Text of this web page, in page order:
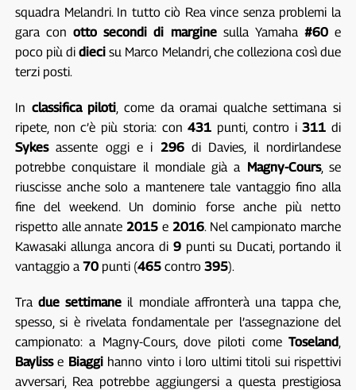
squadra Melandri. In tutto ciò Rea vince senza problemi la
gara conotto secondi di marginesulla Yamaha #60e
poco più didieci su Marco Melandri, che colleziona così due
terzi posti.
In classifica piloti, come da oramai qualche settimana si
ripete, non c’è più storia: con431 punti, contro i311di
Sykesassente oggi e i 296di Davies, il nordirlandese
potrebbe conquistare il mondiale già a Magny-Cours, se
riuscisse anche solo a mantenere tale vantaggio fino alla
fine del weekend. Un dominio forse anche più netto
rispetto alle annate 2015 e 2016. Nel campionato marche
Kawasaki allunga ancora di 9 punti su Ducati, portando il
vantaggio a 70punti (465contro 395).
Tradue settimane il mondiale affronterà una tappa che,
spesso, si è rivelata fondamentale per l’assegnazione del
campionato: a Magny-Cours, dove piloti comeToseland,
Baylisse Biaggihanno vinto i loro ultimi titoli sui rispettivi
avversari, Rea potrebbe aggiungersi a questa prestigiosa